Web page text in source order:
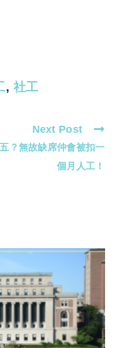
, 社工
Next Post
？無故缺席仲會被扣一
個月人工！